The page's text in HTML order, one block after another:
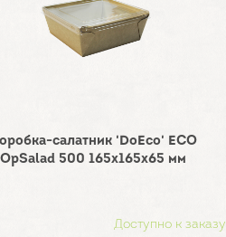
салатник 'DoEco' ECO
OpSalad 500 165х165х65 мм
Доступно к заказу